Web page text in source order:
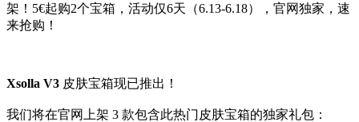
架！5€起购2个宝箱，活动仅6天（6.13-6.18），官网独家，速
来抢购！
Xsolla V3 皮肤宝箱现已推出！
我们将在官网上架 3 款包含此热门皮肤宝箱的独家礼包：